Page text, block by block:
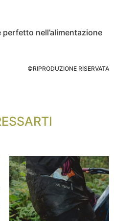
nell’alimentazione
©RIPRODUZIONE RISERVATA